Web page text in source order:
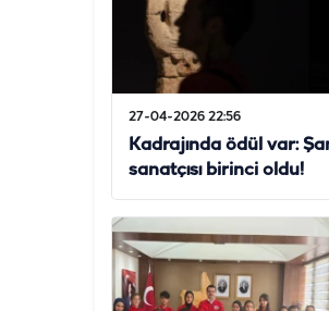
27-04-2026 22:56
Kadrajında ödül var:
sanatçısı birinci oldu!